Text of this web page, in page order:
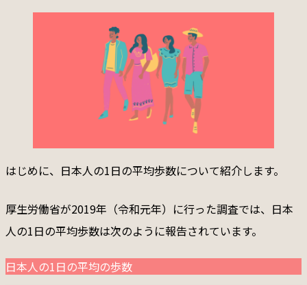
はじめに、日本人の1日の平均歩数について紹介します。
厚生労働省が2019年（令和元年）に行った調査では、日本
人の1日の平均歩数は次のように報告されています。
日本人の1日の平均の歩数